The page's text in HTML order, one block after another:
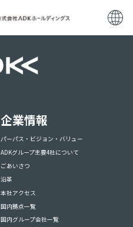
企業情報
パーパス・ビジョン・バリュー
ADKグループ主要4社について
ごあいさつ
沿革
本社アクセス
国内拠点一覧
国内グループ会社一覧